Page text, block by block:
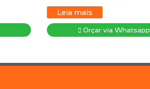
Leia mais
Orçar via Whatsapp